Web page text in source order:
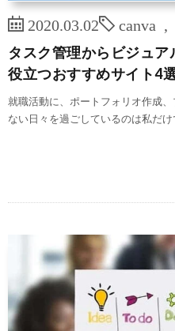
2020.03.02 canva
タスク管理からビジュ
役立つおすすめサイト4
就職活動に、ポートフォリオ作成
ない日々を過ごしているのは私だ